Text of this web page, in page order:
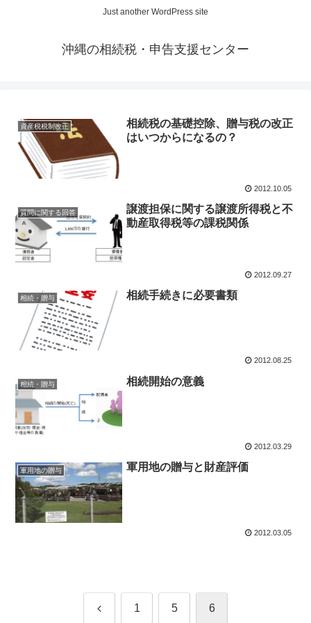
Just another WordPress site
沖縄の相続税・申告支援センター
資産税税制改正
相続税の基礎控除、贈与税の改正
はいつからになるの？
2012.10.05
質問に関する回答
譲渡担保に関する譲渡所得税と不
動産取得税等の課税関係
2012.09.27
相続・贈与 相続手続きに必要書類
2012.08.25
相続・贈与 相続開始の意義
2012.03.29
軍用地の贈与 軍用地の贈与と財産評価
2012.03.05
前 1 5 6